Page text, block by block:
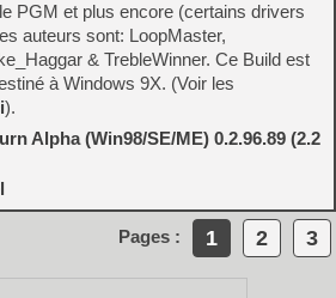
PGM et plus encore (certains drivers
auteurs sont: LoopMaster,
& TrebleWinner. Ce Build est
à Windows 9X. (Voir les
).
Alpha (Win98/SE/ME) 0.2.96.89 (2.2
Pages : 1 2 3